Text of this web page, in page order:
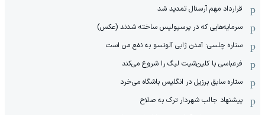
قرارداد مهم آرسنال تمدید شد
سرمایه‌هایی که در پرسپولیس ساخته شدند (عکس)
ستاره چلسی: آمدن ژابی آلونسو به نفع من است
فرعباسی با کلین‌شیت لیگ را شروع می‌کند
ستاره سابق برزیل در انگلیس باشگاه می‌خرد
پیشنهاد جالب شهردار ترک به صلاح